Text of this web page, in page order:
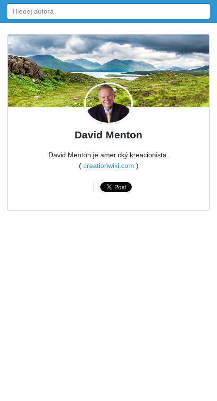
David Menton
David Menton je americký kreacionista.
( creationwiki.com )